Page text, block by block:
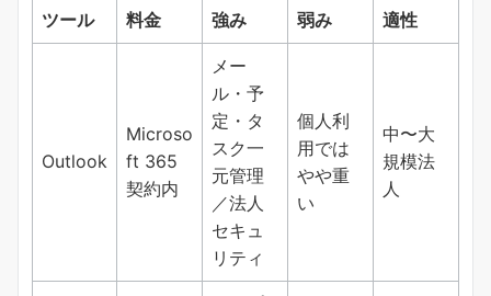
ツール 料金 強み 弱み 適性
Outlook
Microso
ft 365
契約内
メー
ル・予
定・タ
スク一
元管理
／法人
セキュ
リティ
個人利
用では
やや重
い
中〜大
規模法
人